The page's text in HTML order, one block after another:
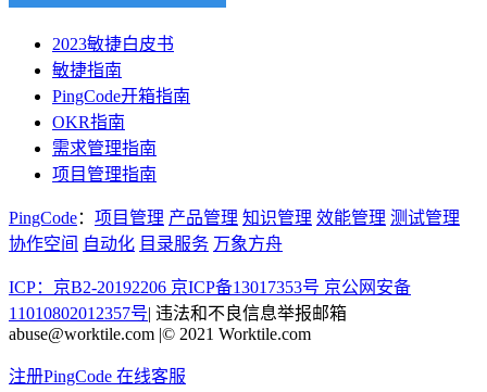
2023敏捷白皮书
敏捷指南
PingCode开箱指南
OKR指南
需求管理指南
项目管理指南
PingCode： 项目管理 产品管理 知识管理 效能管理 测试管理
协作空间 自动化 目录服务 万象方舟
ICP：京B2-20192206 京ICP备13017353号 京公网安备
11010802012357号| 违法和不良信息举报邮箱
abuse@worktile.com |© 2021 Worktile.com
注册PingCode 在线客服